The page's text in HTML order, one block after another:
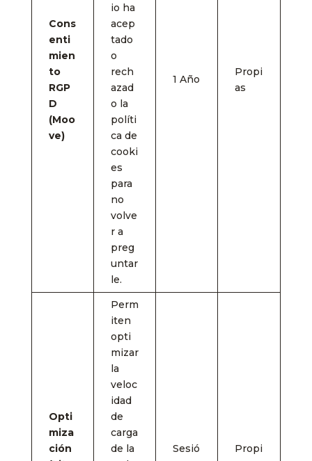
Cons
enti
mien
to
RGP
D
(Moo
ve)
io ha
acep
tado
o
rech
azad
o la
políti
ca de
cooki
es
para
no
volve
r a
preg
untar
le.
1 Año
Propi
as
Opti
miza
ción
Perm
iten
opti
mizar
la
veloc
idad
de
carga
de la
Sesió
Propi